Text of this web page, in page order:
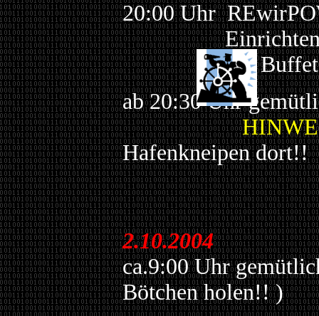
20:00 Uhr
Einrichten der
des Buffet
ab 20:30 Uhr
Hafenkneipen dort!!
2.10.2004
ca.9:00 Uhr
Bötchen holen!! )